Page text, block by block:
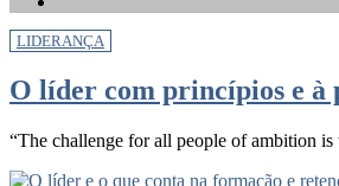
LIDERANÇA
O líder com princípios e à
“The challenge for all people of ambition is